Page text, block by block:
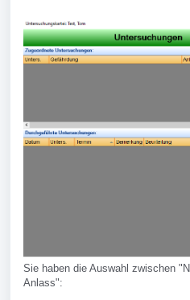
Sie haben die Auswahl zwischen
Anlass":